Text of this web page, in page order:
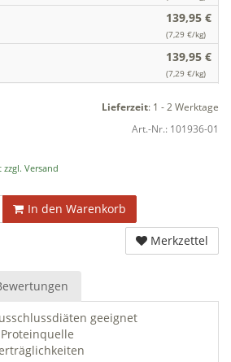
139,95 €
(7,29 €/kg)
139,95 €
(7,29 €/kg)
Versand
Lieferzeit: 1 - 2 Werktage
Art.-Nr.: 101936-01
In den Warenkorb
Merkzettel
geeignet